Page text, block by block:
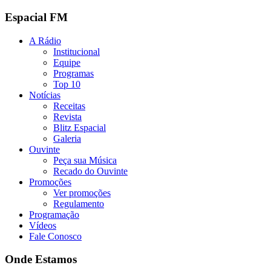
Espacial FM
A Rádio
Institucional
Equipe
Programas
Top 10
Notícias
Receitas
Revista
Blitz Espacial
Galeria
Ouvinte
Peça sua Música
Recado do Ouvinte
Promoções
Ver promoções
Regulamento
Programação
Vídeos
Fale Conosco
Onde Estamos